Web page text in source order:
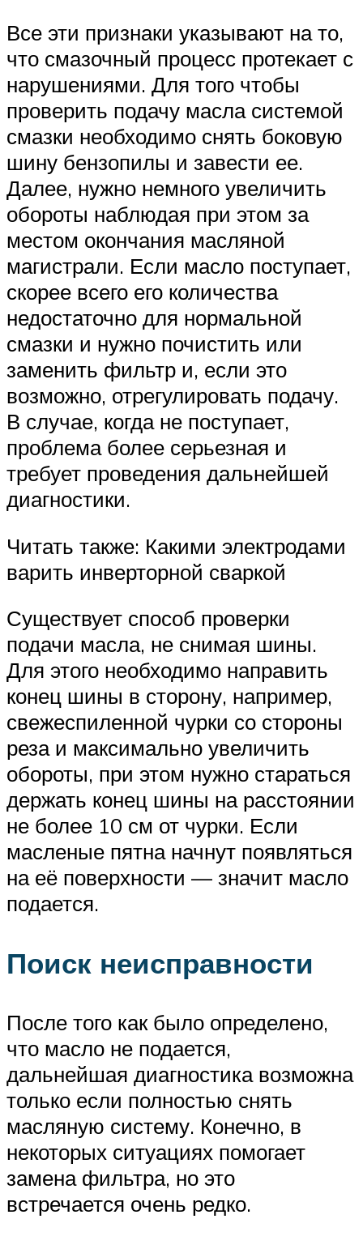
Все эти признаки указывают на то,
что смазочный процесс протекает с
нарушениями. Для того чтобы
проверить подачу масла системой
смазки необходимо снять боковую
шину бензопилы и завести ее.
Далее, нужно немного увеличить
обороты наблюдая при этом за
местом окончания масляной
магистрали. Если масло поступает,
скорее всего его количества
недостаточно для нормальной
смазки и нужно почистить или
заменить фильтр и, если это
возможно, отрегулировать подачу.
В случае, когда не поступает,
проблема более серьезная и
требует проведения дальнейшей
диагностики.
Читать также: Какими электродами
варить инверторной сваркой
Существует способ проверки
подачи масла, не снимая шины.
Для этого необходимо направить
конец шины в сторону, например,
свежеспиленной чурки со стороны
реза и максимально увеличить
обороты, при этом нужно стараться
держать конец шины на расстоянии
не более 10 см от чурки. Если
масленые пятна начнут появляться
на её поверхности — значит масло
подается.
Поиск неисправности
После того как было определено,
что масло не подается,
дальнейшая диагностика возможна
только если полностью снять
масляную систему. Конечно, в
некоторых ситуациях помогает
замена фильтра, но это
встречается очень редко.